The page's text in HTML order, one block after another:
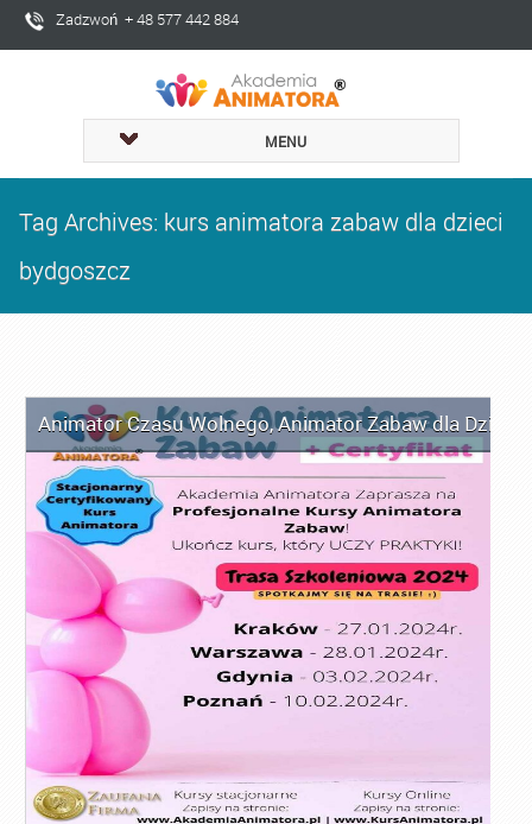
Zadzwoń + 48 577 442 884
MENU
Tag Archives: kurs animatora zabaw dla dzieci
bydgoszcz
Animator Czasu Wolnego,Animator Zabaw dla Dzieci